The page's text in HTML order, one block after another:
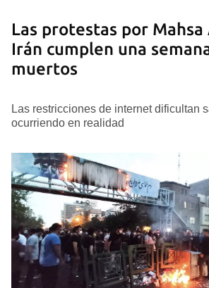
Las protestas por
Irán cumplen una
muertos
Las restricciones de internet dificultan
ocurriendo en realidad